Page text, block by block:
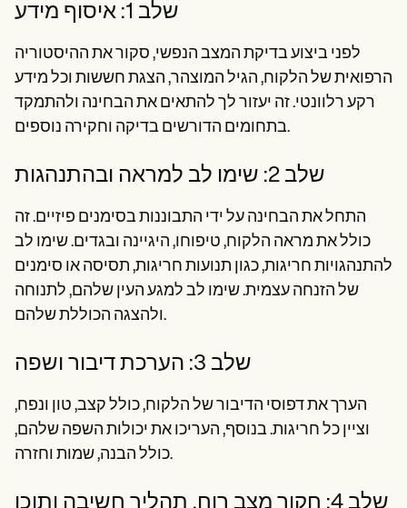
שלב 1: איסוף מידע
לפני ביצוע בדיקת המצב הנפשי, סקור את ההיסטוריה
הרפואית של הלקוח, הגיל המוצהר, הצגת חששות וכל מידע
רקע רלוונטי. זה יעזור לך להתאים את הבחינה ולהתמקד
בתחומים הדורשים בדיקה וחקירה נוספים.
שלב 2: שימו לב למראה ובהתנהגות
התחל את הבחינה על ידי התבוננות בסימנים פיזיים. זה
כולל את מראה הלקוח, טיפוחו, היגיינה ובגדים. שימו לב
להתנהגויות חריגות, כגון תנועות חריגות, תסיסה או סימנים
של הזנחה עצמית. שימו לב למגע העין שלהם, לתנוחה
ולהצגה הכוללת שלהם.
שלב 3: הערכת דיבור ושפה
הערך את דפוסי הדיבור של הלקוח, כולל קצב, טון ונפח,
וציין כל חריגות. בנוסף, העריכו את יכולות השפה שלהם,
כולל הבנה, שמות וחזרה.
שלב 4: חקור מצב רוח, תהליך חשיבה ותוכן